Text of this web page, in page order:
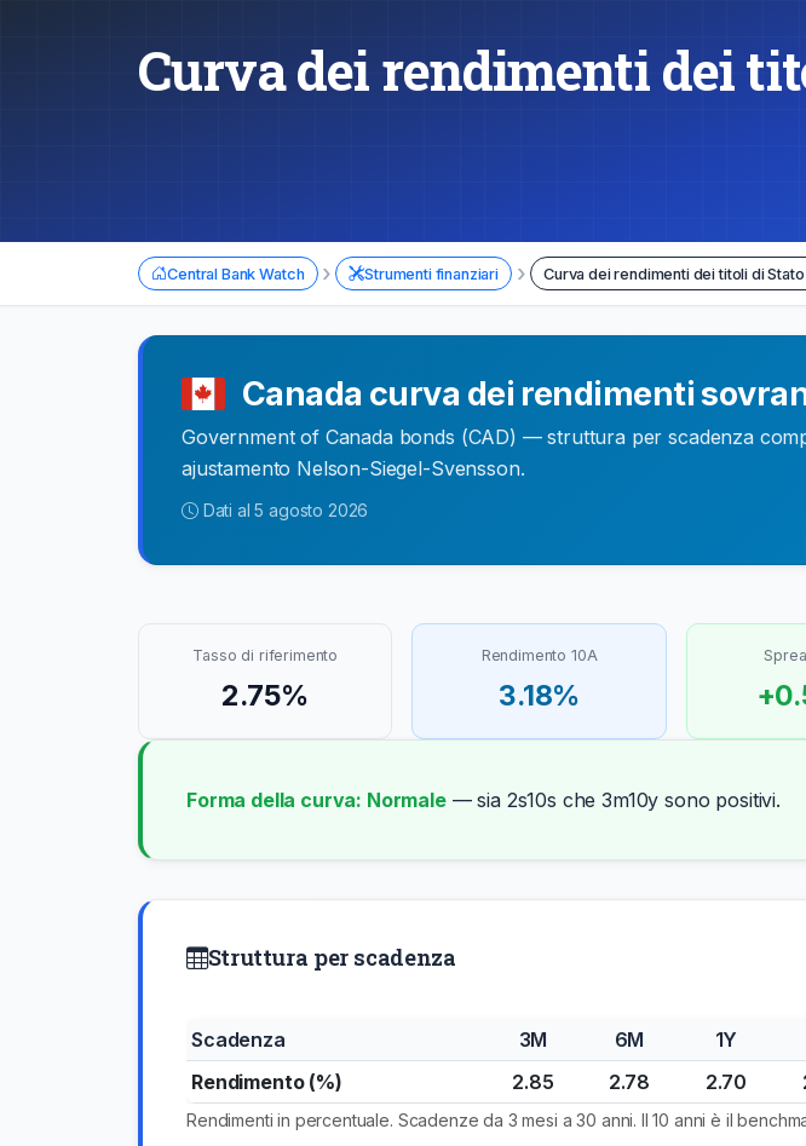
Curva dei rendimenti dei
Central Bank Watch › Strumenti finanziari › Curva dei rendimenti dei titoli di
Canada curva dei rendimenti
Government of Canada bonds (CAD) — struttura per scadenza
ajustamento Nelson-Siegel-Svensson.
Dati al 5 agosto 2026
Tasso di riferimento
2.75%
Rendimento 10A
3.18%
Forma della curva: Normale— sia 2s10s che 3m10y sono positivi.
Struttura per scadenza
Scadenza 3M 6M 1Y
Rendimento (%)
2.85 2.78 2.70
Rendimenti in percentuale. Scadenze da 3 mesi a 30 anni. Il 10 anni è il